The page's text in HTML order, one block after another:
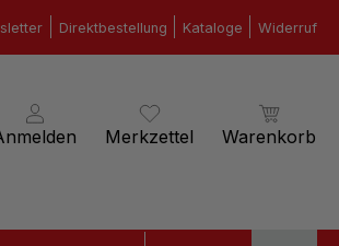
Direktbestellung Kataloge Widerruf
Merkzettel Warenkorb